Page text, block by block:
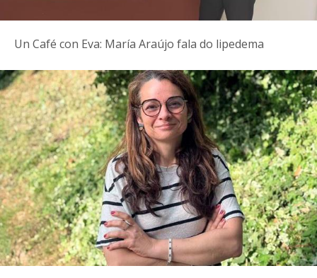
Un Café con Eva: María Araújo fala do lipedema